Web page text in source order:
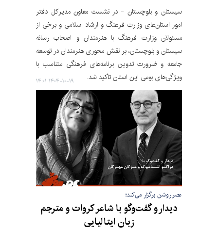
سیستان و بلوچستان - در نشست معاون مدیرکل دفتر
امور استان‌های وزارت فرهنگ و ارشاد اسلامی و برخی از
مسئولان وزارت فرهنگ با هنرمندان و اصحاب رسانه
سیستان و بلوچستان، بر نقش محوری هنرمندان در توسعه
جامعه و ضرورت تدوین برنامه‌های فرهنگی متناسب با
ویژگی‌های بومی این استان تأکید شد.
۱۴۰۴-۱۰-۱۹ ۱۴:۰۱
عصر روشن برگزار می‌کند؛
دیدار و گفت‌وگو با شاعر کروات و مترجم
زبان ایتالیایی